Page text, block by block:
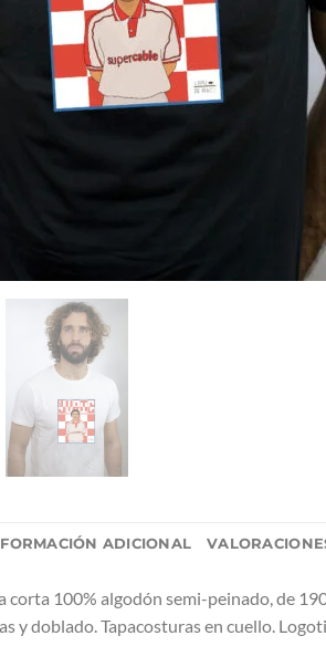
ADICIONAL
corta 100% algodón semi-peinado, de
y doblado. Tapacosturas en cuello.